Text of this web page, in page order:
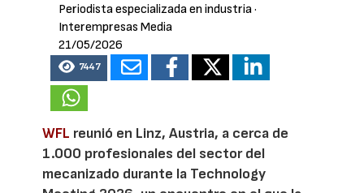
Periodista especializada en industria·
Interempresas Media
21/05/2026
7447
WFL reunió en Linz, Austria, a cerca de
1.000 profesionales del sector del
mecanizado durante la Technology